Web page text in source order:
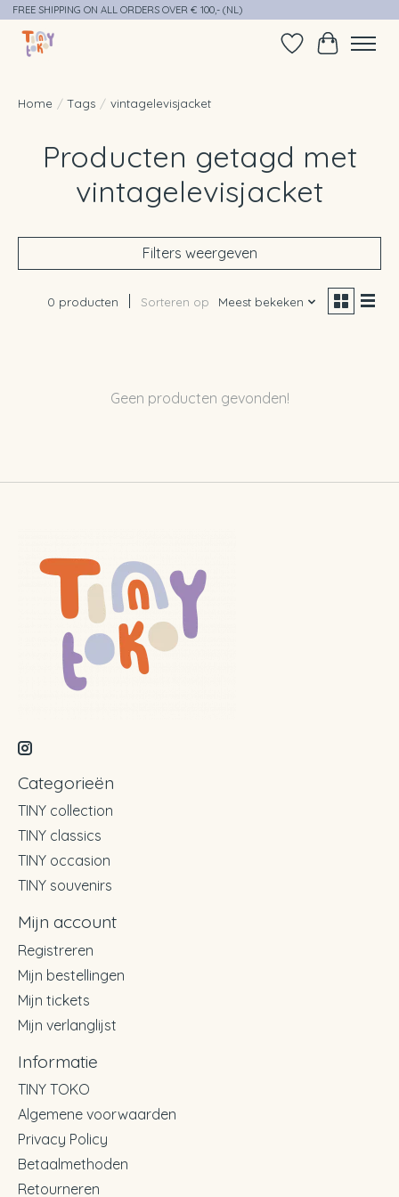
FREE SHIPPING ON ALL ORDERS OVER € 100,- (NL)
Verlanglijst
Home / Tags / vintagelevisjacket
Producten getagd met
vintagelevisjacket
Filters weergeven
0 producten Sorteren op Meest bekeken
Geen producten gevonden!
Categorieën
TINY collection
TINY classics
TINY occasion
TINY souvenirs
Mijn account
Registreren
Mijn bestellingen
Mijn tickets
Mijn verlanglijst
Informatie
TINY TOKO
Algemene voorwaarden
Privacy Policy
Betaalmethoden
Retourneren